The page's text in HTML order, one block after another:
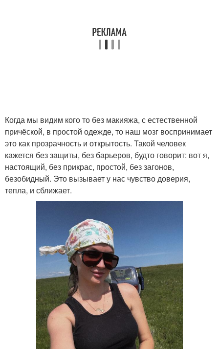
Когда мы видим кого то без макияжа, с естественной
причёской, в простой одежде, то наш мозг воспринимает
это как прозрачность и открытость. Такой человек
кажется без защиты, без барьеров, будто говорит: вот я,
настоящий, без прикрас, простой, без загонов,
безобидный. Это вызывает у нас чувство доверия,
тепла, и сближает.